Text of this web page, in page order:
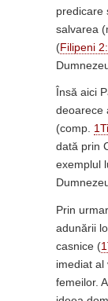
predicare
salvarea
(Filipeni
Însă aici
deoarece
(comp.
dată prin
exemplul
Prin
adunării
casnice (
imediat al
femeilor.